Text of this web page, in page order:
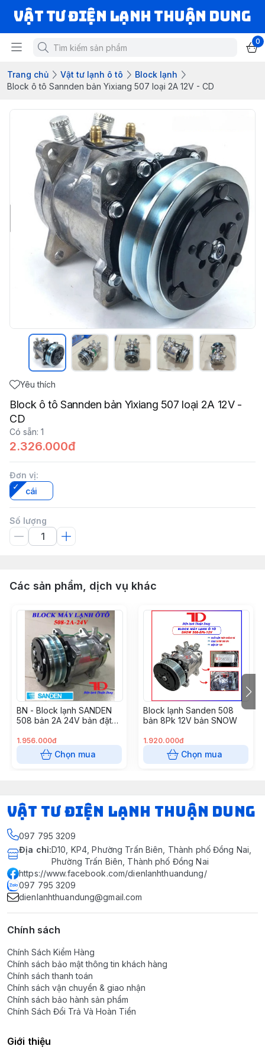
VẬT TƯ ĐIỆN LẠNH THUẬN DUNG
0
Trang chủ Vật tư lạnh ô tô
Block lạnh
Block ô tô Sannden bản Yixiang 507 loại 2A 12V - CD
Yêu thích
Block ô tô Sannden bản Yixiang 507 loại 2A 12V -
CD
Có sẵn: 1
2.326.000đ
Đơn vị:
cái
Số lượng
Các sản phẩm, dịch vụ khác
BN - Block lạnh SANDEN
508 bản 2A 24V bản đặt
1.956.000đ
Chọn mua
Block lạnh Sanden 508
bản 8Pk 12V bản SNOW
1.920.000đ
Chọn mua
VẬT TƯ ĐIỆN LẠNH THUẬN DUNG
097 795 3209
Địa chỉ:D10, KP4, Phường Trấn Biên, Thành phố Đồng Nai,
Phường Trấn Biên, Thành phố Đồng Nai
https://www.facebook.com/dienlanhthuandung/
097 795 3209
dienlanhthuandung@gmail.com
Chính sách
Chính Sách Kiểm Hàng
Chính sách bảo mật thông tin khách hàng
Chính sách thanh toán
Chính sách vận chuyển & giao nhận
Chính sách bảo hành sản phẩm
Chính Sách Đổi Trả Và Hoàn Tiền
Giới thiệu